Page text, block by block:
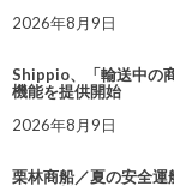
2026年8月9日
Shippio、「輸送中の
機能を提供開始
2026年8月9日
栗林商船／夏の安全